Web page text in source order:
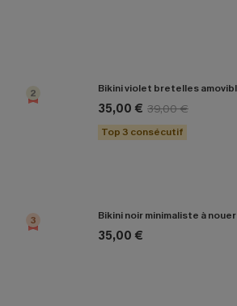
2
35,00 € 39,00 €
Top 3 consécutif
3 Bikini noir minimaliste à nouer
35,00 €